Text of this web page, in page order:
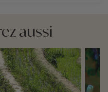
aussi